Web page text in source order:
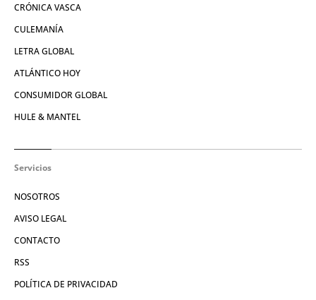
CRÓNICA VASCA
CULEMANÍA
LETRA GLOBAL
ATLÁNTICO HOY
CONSUMIDOR GLOBAL
HULE & MANTEL
Servicios
NOSOTROS
AVISO LEGAL
CONTACTO
RSS
POLÍTICA DE PRIVACIDAD